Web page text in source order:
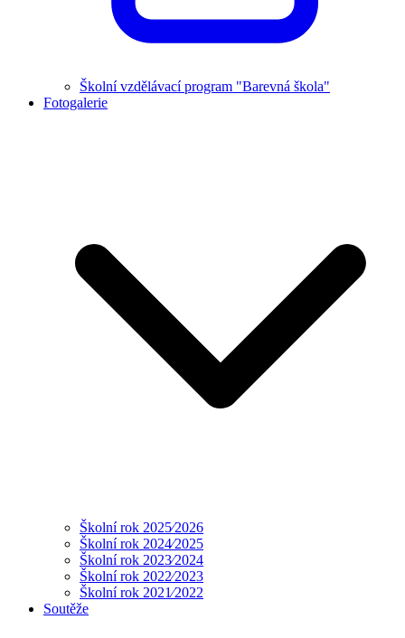
Školní vzdělávací program "Barevná škola"
Fotogalerie
Školní rok 2025⁄2026
Školní rok 2024⁄2025
Školní rok 2023⁄2024
Školní rok 2022⁄2023
Školní rok 2021⁄2022
Soutěže